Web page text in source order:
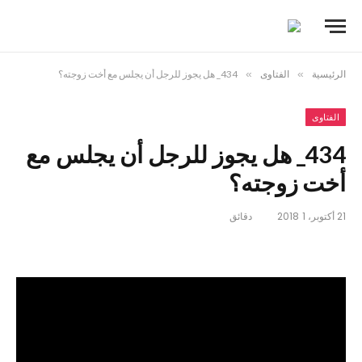
الرئيسية » الفتاوى » 434_ هل يجوز للرجل أن يجلس مع أخت زوجته؟
الفتاوى
434_ هل يجوز للرجل أن يجلس مع
أخت زوجته؟
21 أكتوبر، 2018 1 دقائق